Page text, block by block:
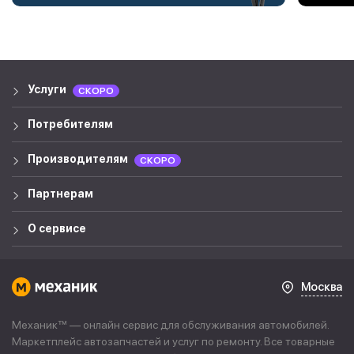
Услуги СКОРО
Потребителям
Производителям СКОРО
Партнерам
О сервисе
Москва
Механик™ — онлайн сервис для обслуживания автомобилей.
Маркетплейс автозапчастей и услуг по ремонту. Все товарные